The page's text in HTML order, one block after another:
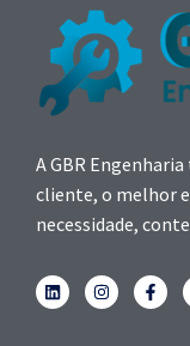
A GBR
cliente, o melhor e
necessidade,